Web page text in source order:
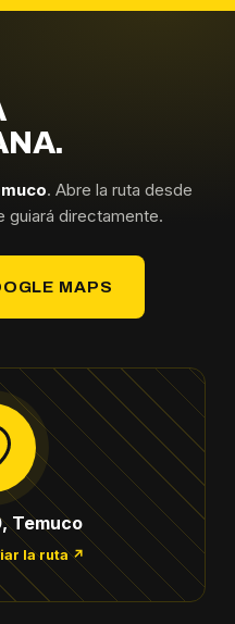
. Abre la ruta desde
guiará directamente.
MAPS
Temuco
la ruta ↗